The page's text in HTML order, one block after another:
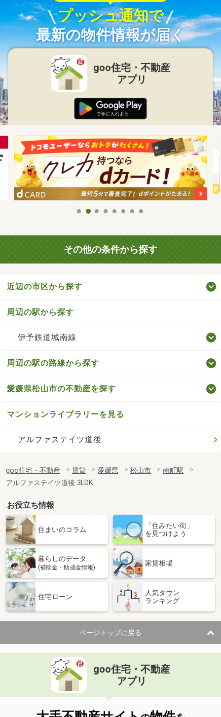
プッシュ通知で
最新の物件情報が届く
goo住宅・不動産
アプリ
その他の条件から探す
近辺の市区から探す
周辺の駅から探す
伊予鉄道城南線
周辺の駅の路線から探す
愛媛県松山市の不動産を探す
マンションライブラリーを見る
アルファステイツ道後
goo住宅・不動産 賃貸 愛媛県 松山市
南町駅
アルファステイツ道後 3LDK
お役立ち情報
住まいのコラム
「住みたい街」
を見つけよう
暮らしのデータ
(補助金・助成金情報)
家賃相場
住宅ローン
人気タウン
ランキング
ページトップに戻る
goo住宅・不動産
アプリ